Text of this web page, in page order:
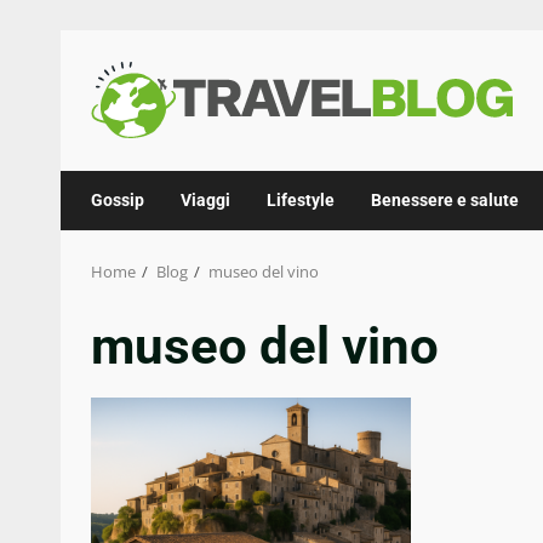
content
Gossip Viaggi Lifestyle Benessere e salute
Home Blog museo del vino
museo del vino